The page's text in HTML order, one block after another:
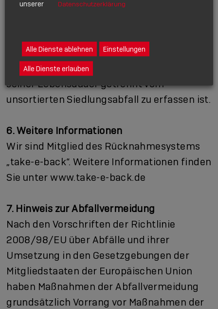
„durchgestrichene Mülltonne“
durchgestrichenen Mülltonne weist darauf
hin, dass das jeweilige Gerät am Ende
seiner Lebensdauer getrennt vom
unsortierten Siedlungsabfall zu erfassen ist.
6. Weitere Informationen
Wir sind Mitglied des Rücknahmesystems
„take-e-back“. Weitere Informationen finden
Sie unterwww.take-e-back.de
7. Hinweis zur Abfallvermeidung
Nach den Vorschriften der Richtlinie
2008/98/EU über Abfälle und ihrer
Umsetzung in den Gesetzgebungen der
Mitgliedstaaten der Europäischen Union
haben Maßnahmen der Abfallvermeidung
grundsätzlich Vorrang vor Maßnahmen der
unserer Datenschutzerklärung
Alle Dienste ablehnen Einstellungen
Alle Dienste erlauben